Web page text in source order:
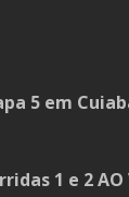
5 em
1 e 2